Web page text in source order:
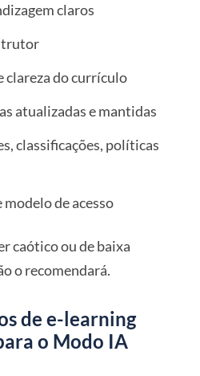
claros
clareza do currículo
atualizadas e mantidas
classificações, políticas
modelo de acesso
caótico ou de baixa
o recomendará.
de e-learning
o Modo IA